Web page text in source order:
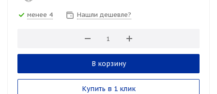
менее 4 Нашли дешевле?
В корзину
Купить в 1 клик